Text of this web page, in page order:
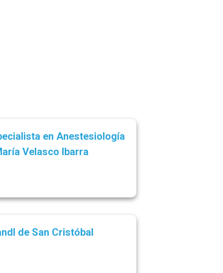
en Anestesiología
Velasco Ibarra
de San Cristóbal